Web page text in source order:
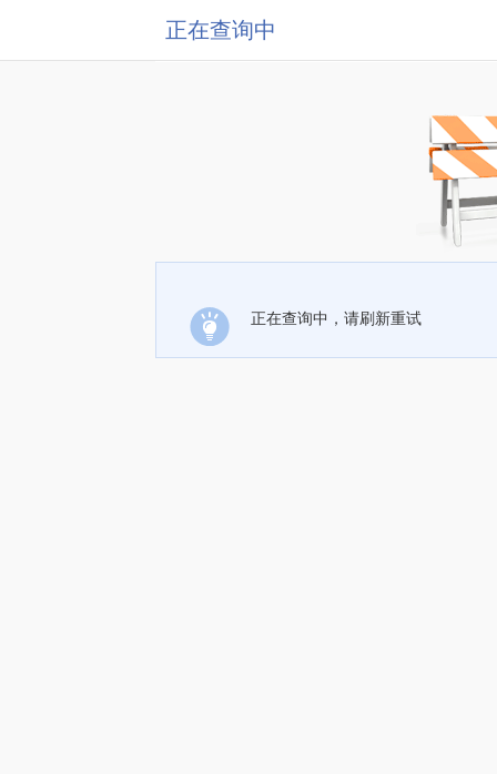
正在查询中
正在查询中，请刷新重试